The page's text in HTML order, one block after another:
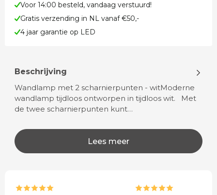
Voor 14:00 besteld, vandaag verstuurd!
Gratis verzending in NL vanaf €50,-
4 jaar garantie op LED
Beschrijving
Wandlamp met 2 scharnierpunten - witModerne
wandlamp tijdloos ontworpen in tijdloos wit. Met
de twee scharnierpunten kunt…
Lees meer